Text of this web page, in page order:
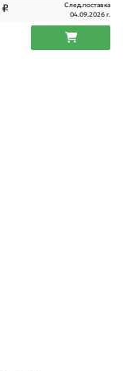
₽
След.поставка
04.09.2026 г.